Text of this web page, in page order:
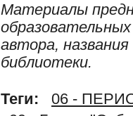
Материалы
автора,
библиотеки.
Теги:
06 -